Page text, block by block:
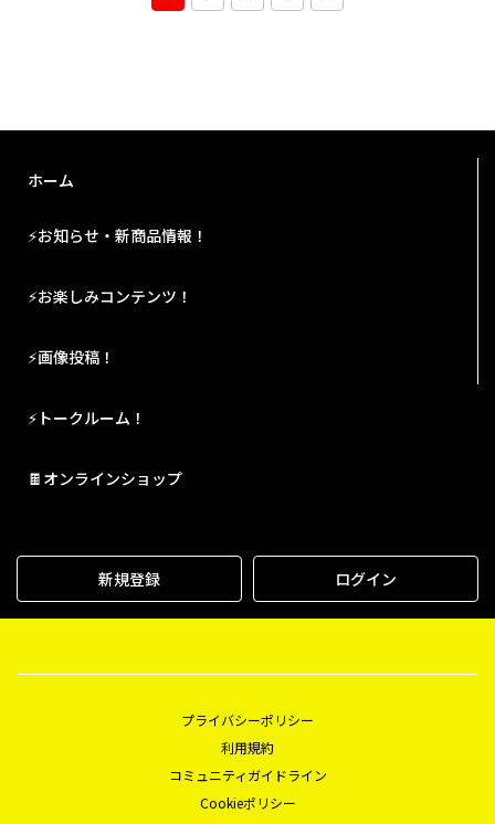
ホーム
⚡お知らせ・新商品情報！
⚡お楽しみコンテンツ！
⚡画像投稿！
⚡トークルーム！
🍫オンラインショップ
新規登録 ログイン
プライバシーポリシー
利用規約
コミュニティガイドライン
Cookieポリシー